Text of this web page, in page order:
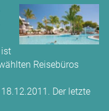
ist
Reisebüros
Der letzte